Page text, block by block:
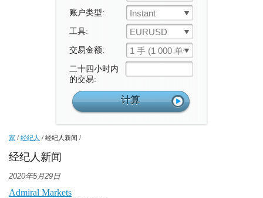
账户类型: Instant
工具: EURUSD
交易金额: 1 手 (1 000 单位)
二十四小时内
的交易:
家 / 经纪人 / 经纪人新闻 /
经纪人新闻
2020年5月29日
Admiral Markets